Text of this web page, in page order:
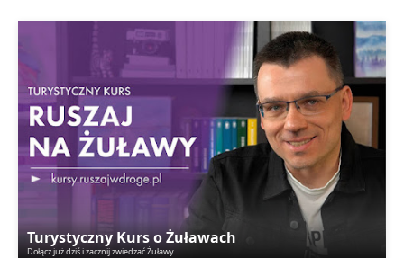
Turystyczny Kurs o Żuławach
Dołącz już dziś i zacznij zwiedzać Żuławy